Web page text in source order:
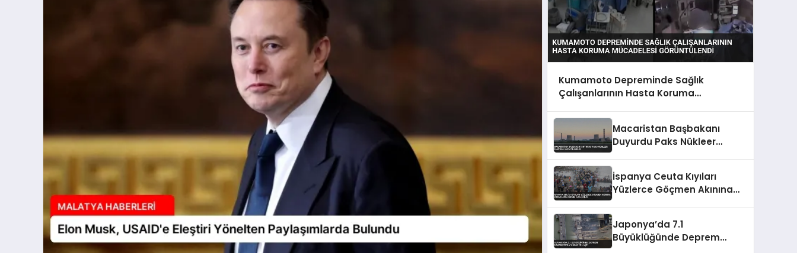
Kumamoto Depreminde Sağlık
Çalışanlarının Hasta Koruma
Macaristan Başbakanı
Duyurdu Paks Nükleer
İspanya Ceuta Kıyıları
Yüzlerce Göçmen Akınına
Japonya’da 7.1
Büyüklüğünde Deprem